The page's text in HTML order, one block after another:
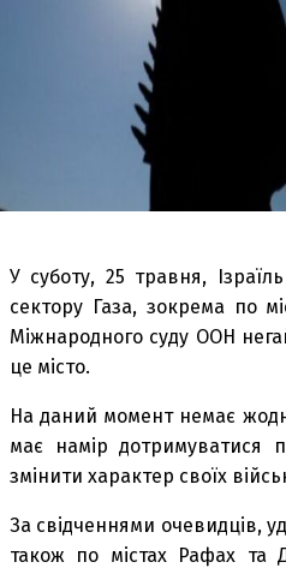
У суботу, 25 травня,
сектору Газа, зокрема по
Міжнародного суду ООН
це місто.
На даний момент немає
має намір дотримуватися
змінити характер своїх
За свідченнями очевидців,
також по містах Рафах та